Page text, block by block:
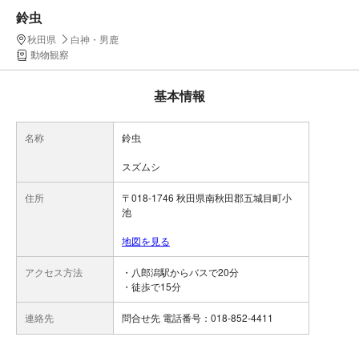
鈴虫
秋田県
白神・男鹿
動物観察
基本情報
名称 鈴虫
スズムシ
住所
〒018-1746 秋田県南秋田郡五城目町小
池
地図を見る
アクセス方法
・八郎潟駅からバスで20分
・徒歩で15分
連絡先 問合せ先 電話番号：018-852-4411